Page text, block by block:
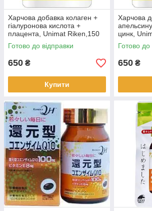
Харчова добавка колаген +
гіалуронова кислота +
плацента, Unimat Riken,150
таблеток (672908)
Готово до відправки
650 ₴
Купити
Харчова
цинк,
таблеток
Готово до
650 ₴